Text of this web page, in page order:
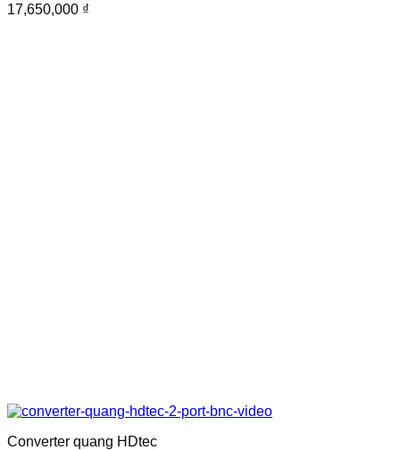
17,650,000 ₫
Converter quang HDtec